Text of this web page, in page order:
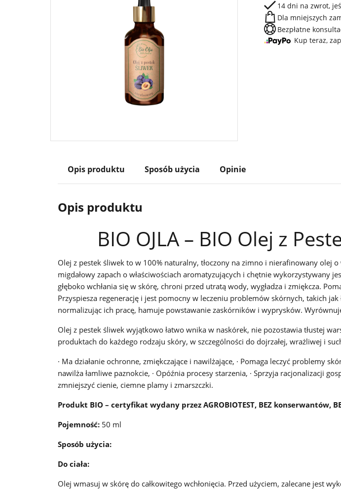
14 dni na zwrot,
Dla mniejszych
Bezpłatne
Kup teraz,
Opis produktu Sposób użycia Opinie
Opis produktu
BIO OJLA – BIO Olej z
Olej z pestek śliwek to w 100% naturalny, tłoczony na zimno i nierafinowany olej
migdałowy zapach o właściwościach aromatyzujących i chętnie wykorzystywany
głęboko wchłania się w skórę, chroni przed utratą wody, wygładza i zmiękcza.
Przyspiesza regenerację i jest pomocny w leczeniu problemów skórnych, takich jak
normalizując ich pracę, hamuje powstawanie zaskórników i wyprysków.
Olej z pestek śliwek wyjątkowo łatwo wnika w naskórek, nie pozostawia tłustej
produktach do każdego rodzaju skóry, w szczególności do dojrzałej, wrażliwej i
· Ma działanie ochronne, zmiękczające i nawilżające, · Pomaga leczyć problemy
nawilża łamliwe paznokcie, · Opóźnia procesy starzenia, · Sprzyja racjonalizacji
zmniejszyć cienie, ciemne plamy i zmarszczki.
Produkt BIO – certyfikat wydany przez AGROBIOTEST, BEZ konserwantów,
Pojemność: 50 ml
Sposób użycia:
Do ciała:
Olej wmasuj w skórę do całkowitego wchłonięcia. Przed użyciem, zalecane jest